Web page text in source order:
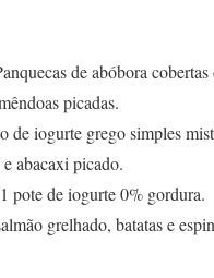
de abóbora
picadas.
de iogurte grego simples
abacaxi picado.
pote de iogurte 0% gordura.
grelhado, batatas e